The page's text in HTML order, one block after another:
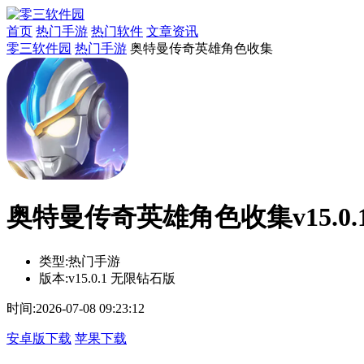
首页 热门手游 热门软件 文章资讯
零三软件园 热门手游 奥特曼传奇英雄角色收集
奥特曼传奇英雄角色收集
类型:热门手游
版本:v15.0.1 无限钻石版
时间:2026-07-08 09:23:12
安卓版下载 苹果下载